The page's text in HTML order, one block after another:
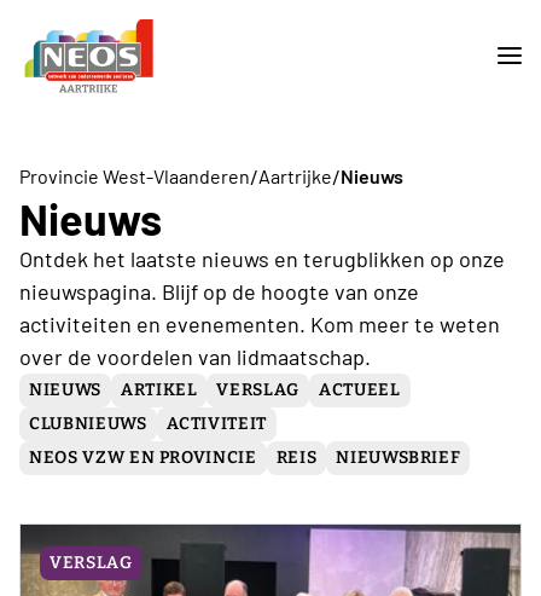
Provincie West-Vlaanderen/Aartrijke/Nieuws
Nieuws
Ontdek het laatste nieuws en terugblikken op onze
nieuwspagina. Blijf op de hoogte van onze
activiteiten en evenementen. Kom meer te weten
over de voordelen van lidmaatschap.
NIEUWS ARTIKEL VERSLAG
ACTUEEL
CLUBNIEUWS
ACTIVITEIT
NEOS VZW EN PROVINCIE
REIS NIEUWSBRIEF
VERSLAG